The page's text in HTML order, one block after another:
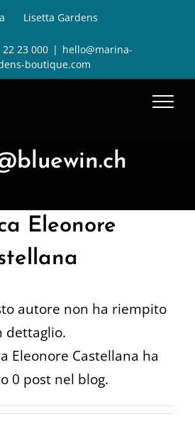
Lisetta Gardens
23 000 | hello@marina-
boutique.com
Eleonore
autore non ha riempito
dettaglio.
Eleonore Castellana ha
0 post nel blog.